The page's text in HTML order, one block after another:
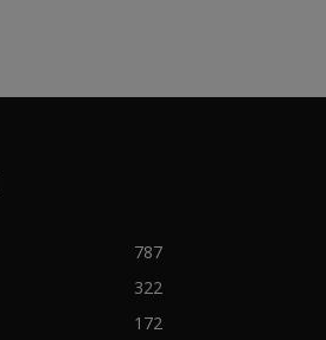
787
322
172